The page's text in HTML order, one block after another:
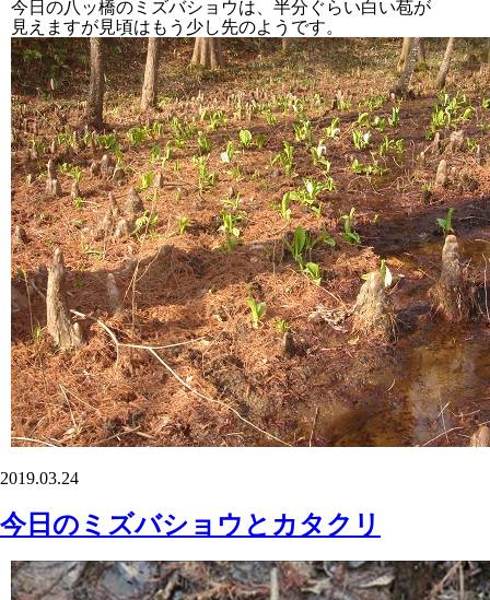
今日の八ッ橋のミズバショウは、半分ぐらい白い苞が
見えますが見頃はもう少し先のようです。
2019.03.24
今日のミズバショウとカタクリ